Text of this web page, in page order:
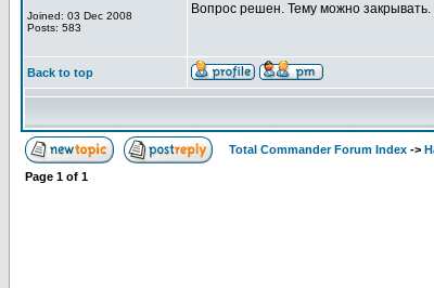
Joined: 03 Dec 2008
Posts: 583
Вопрос решен. Тему можно
Back to top
Total Commander Forum Index ->
Page 1 of 1